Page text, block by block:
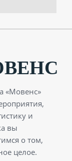
«Мовенс»
и
вы
о том,
целое.